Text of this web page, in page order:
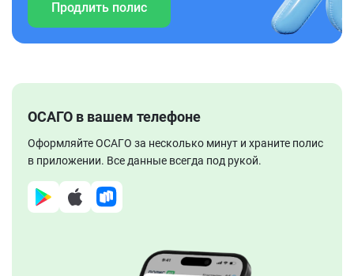
Продлить полис
ОСАГО в вашем телефоне
Оформляйте ОСАГО за несколько минут и храните полис
в приложении. Все данные всегда под рукой.